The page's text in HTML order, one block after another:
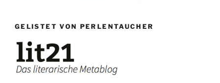
GELISTET VON PERLENTAUCHER